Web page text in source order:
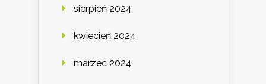
sierpień 2024
kwiecień 2024
marzec 2024